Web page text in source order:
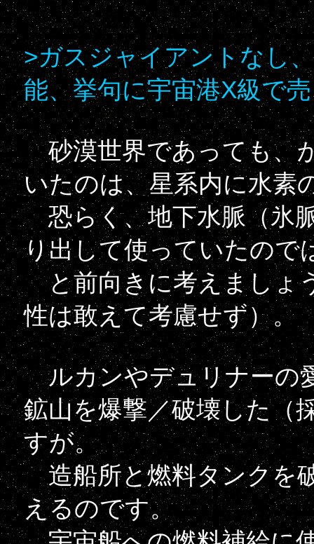
>ガスジャイアントなし
能、挙句に宇宙港X級で
砂漠世界であっても、
いたのは、星系内に水素
恐らく、地下水脈（氷
り出して使っていたので
と前向きに考えましょ
性は敢えて考慮せず）。
ルカンやデュリナーの
鉱山を爆撃／破壊した（
すが。
造船所と燃料タンクを
えるのです。